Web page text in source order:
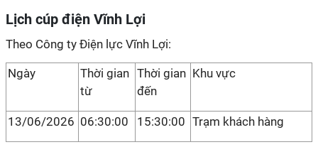
Lịch cúp điện Vĩnh Lợi
Theo Công ty Điện lực Vĩnh Lợi:
Ngày
Thời gian
từ
Thời gian
đến
Khu vực
13/06/2026 06:30:00 15:30:00 Trạm khách hàng